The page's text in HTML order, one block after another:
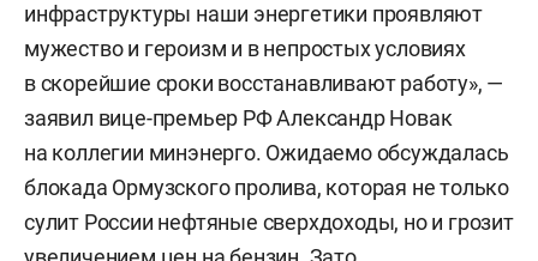
инфраструктуры наши энергетики проявляют
мужество и героизм и в непростых условиях
в скорейшие сроки восстанавливают работу», —
заявил вице-премьер РФ Александр Новак
на коллегии минэнерго. Ожидаемо обсуждалась
блокада Ормузского пролива, которая не только
сулит России нефтяные сверхдоходы, но и грозит